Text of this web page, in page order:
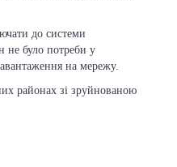
до системи
не було потреби у
на мережу.
районах зі зруйнованою